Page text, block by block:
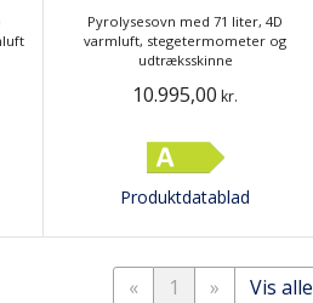
Pyrolysesovn med 71 liter, 4D
varmluft, stegetermometer og
udtræksskinne
10.995,00 kr.
Produktdatablad
« 1 » Vis alle